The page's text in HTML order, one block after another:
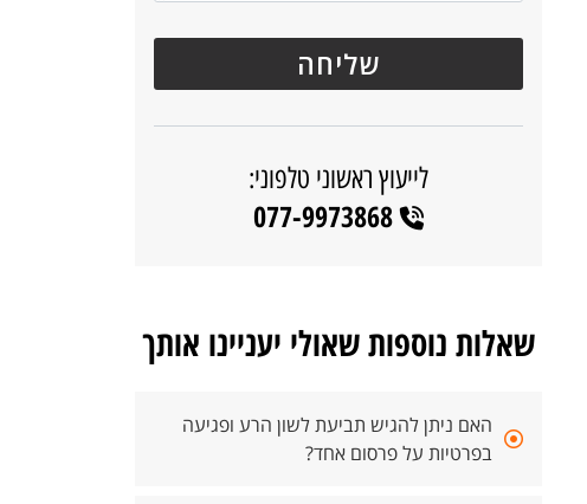
לייעוץ ראשוני טלפוני:
077-9973868
שאלות נוספות שאולי יעניינו אותך
האם ניתן להגיש תביעת לשון הרע ופגיעה
בפרטיות על פרסום אחד?